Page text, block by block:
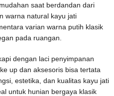
saat berdandan dari
warna natural kayu jati
varian warna putih klasik
pada ruangan.
dengan laci penyimpanan
up dan aksesoris bisa tertata
estetika, dan kualitas kayu jati
untuk hunian bergaya klasik